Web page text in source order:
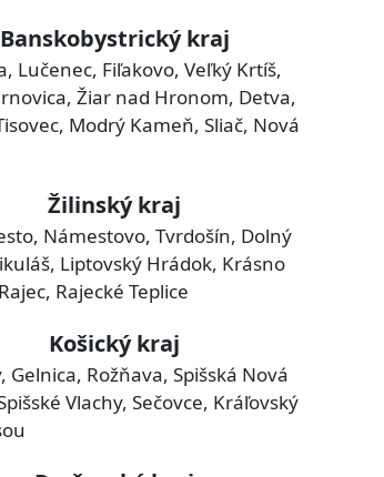
Banskobystrický kraj
Lučenec, Fiľakovo, Veľký Krtíš,
Žiar nad Hronom, Detva,
Modrý Kameň, Sliač, Nová
Žilinský kraj
Námestovo, Tvrdošín, Dolný
Liptovský Hrádok, Krásno
Rajecké Teplice
Košický kraj
Rožňava, Spišská Nová
Vlachy, Sečovce, Kráľovský